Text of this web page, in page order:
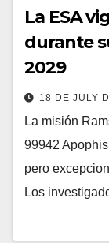
La ESA
durante
2029
18 DE JULY
La misión
99942
pero
Los